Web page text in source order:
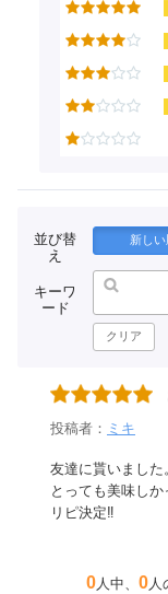
並び替
え
新しい
キーワ
ード
クリア
投稿者： ミキ
友達に貰いました
とっても美味しか
リピ決定‼️
0人中、 0人